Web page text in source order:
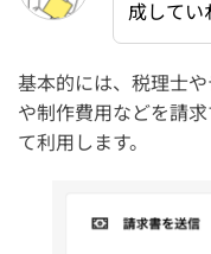
成してい
基本的には、税理士
や制作費用などを請
て利用します。